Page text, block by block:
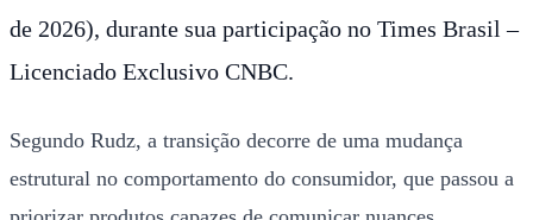
de 2026), durante sua participação no Times Brasil –
Licenciado Exclusivo CNBC.
Segundo Rudz, a transição decorre de uma mudança
estrutural no comportamento do consumidor, que passou a